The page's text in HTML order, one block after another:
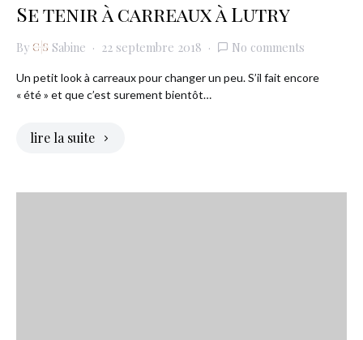
Se tenir à carreaux à Lutry
By Sabine 22 septembre 2018 No comments
Un petit look à carreaux pour changer un peu. S’il fait encore
« été » et que c’est surement bientôt…
lire la suite